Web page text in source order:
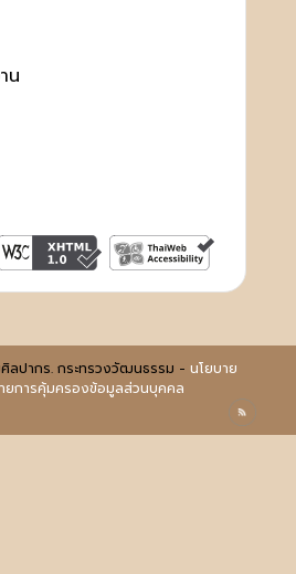
น
ปากร. กระทรวงวัฒนธรรม - นโยบาย
ยการคุ้มครองข้อมูลส่วนบุคคล